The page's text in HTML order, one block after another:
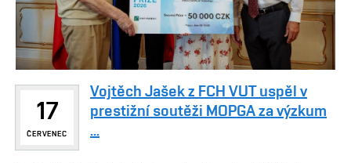
17
ČERVENEC
Vojtěch Jašek z FCH VUT uspěl v
prestižní soutěži MOPGA za výzkum
...